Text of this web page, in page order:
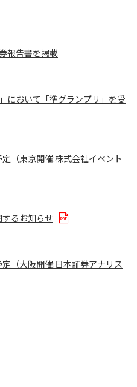
報告書を掲載
において「準グランプリ」を受
（東京開催:株式会社イベント
るお知らせ
（大阪開催:日本証券アナリス